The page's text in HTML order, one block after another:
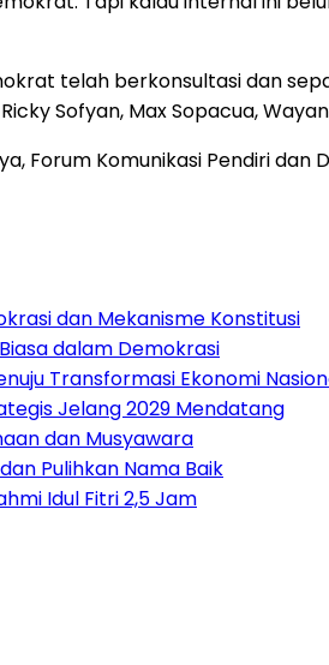
telah berkonsultasi dan
Sofyan, Max Sopacua,
Forum Komunikasi Pendiri
dan Mekanisme Konstitusi
dalam Demokrasi
Transformasi Ekonomi
Jelang 2029 Mendatang
dan Musyawara
Pulihkan Nama Baik
Idul Fitri 2,5 Jam